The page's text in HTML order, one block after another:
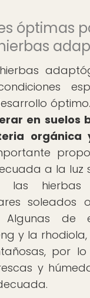
óptimas
óptimo.
en suelos
orgánica
a la luz
las hierbas
soleados
Algunas de
y la
por
y